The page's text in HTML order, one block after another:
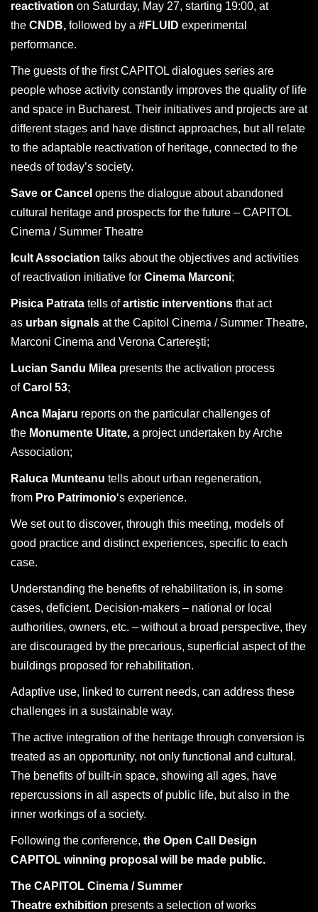
reactivation on Saturday, May 27, starting 19:00, at
the CNDB, followed by a #FLUID experimental
performance.
The guests of the first CAPITOL dialogues series are
people whose activity constantly improves the quality of life
and space in Bucharest. Their initiatives and projects are at
different stages and have distinct approaches, but all relate
to the adaptable reactivation of heritage, connected to the
needs of today’s society.
Save or Cancel opens the dialogue about abandoned
cultural heritage and prospects for the future – CAPITOL
Cinema / Summer Theatre
Icult Association talks about the objectives and activities
of reactivation initiative for Cinema Marconi;
Pisica Patrata tells ofartistic interventions that act
as urban signals at the Capitol Cinema / Summer Theatre,
Marconi Cinema and Verona Cartereşti;
Lucian Sandu Milea presents the activation process
ofCarol 53;
Anca Majaru reports on the particular challenges of
the Monumente Uitate, a project undertaken by Arche
Association;
Raluca Munteanu tells about urban regeneration,
from Pro Patrimonio‘s experience.
We set out to discover, through this meeting, models of
good practice and distinct experiences, specific to each
case.
Understanding the benefits of rehabilitation is, in some
cases, deficient. Decision-makers – national or local
authorities, owners, etc. – without a broad perspective, they
are discouraged by the precarious, superficial aspect of the
buildings proposed for rehabilitation.
Adaptive use, linked to current needs, can address these
challenges in a sustainable way.
The active integration of the heritage through conversion is
treated as an opportunity, not only functional and cultural.
The benefits of built-in space, showing all ages, have
repercussions in all aspects of public life, but also in the
inner workings of a society.
Following the conference, the Open Call Design
CAPITOL winning proposal will be made public.
The CAPITOL Cinema / Summer
Theatre exhibition presents a selection of works